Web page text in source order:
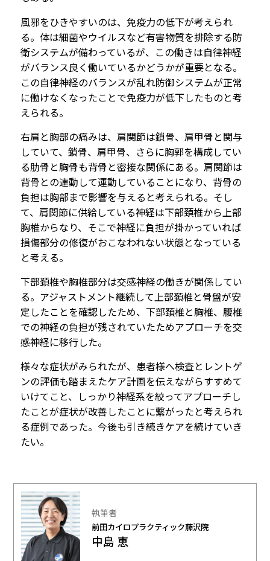
風邪をひきやすいのは、免疫力の低下が考えられ
る。体は細菌やウイルスなど有害物質を排除する防
衛システムが備わっているが、この働きは自律神経
がバランス良く働いているかどうかが重要となる。
この自律神経のバランスが乱れ防御システムが正常
に働けなくなったことで免疫力が低下したものと考
えられる。
右肩と胸部の痛みは、肩関節は鎖骨、肩甲骨と関与
していて、鎖骨、肩甲骨、さらに胸郭を構成してい
る肋骨と胸骨も背骨と密接な関係にある。肩関節は
背骨との連動して運動していることになり、背骨の
負担は胸部まで影響を与えると考えられる。そし
て、肩関節に供給している神経は下部頚椎から上部
胸椎からなり、そこで神経に負担が掛かっていれば
損傷部分の修復がおこなわれない状態となっている
と考える。
下部頚椎や胸椎部分は交感神経の働きが関係してい
る。アジャストメント継続して上部頚椎と骨盤が安
定したことを確認したため、下部頚椎と胸椎、腰椎
での神経の負担が残されていたためアプローチを交
感神経に移行した。
様々な症状がみられたが、患者様へ検査とレントゲ
ンの評価も踏まえたケア計画を伝えながらすすめて
いけてこと、しっかり神経系を絞ってアプローチし
たことが症状が改善したことに繋がったと考えられ
る症例であった。今後も引き続きケアを続けていき
たい。
執筆者
前田カイロプラクティック藤沢院
中島 恵